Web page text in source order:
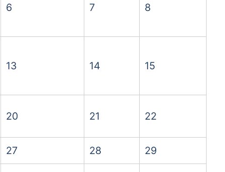
6 7 8
13 14 15
20 21 22
27 28 29